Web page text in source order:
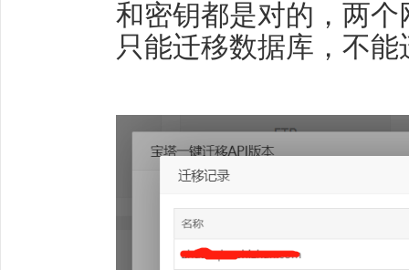
和密钥都是对的，两
只能迁移数据库，不